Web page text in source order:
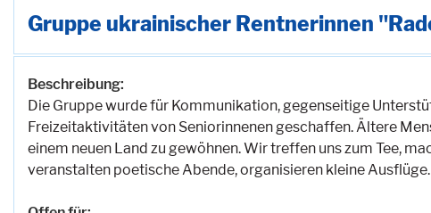
Gruppe ukrainischer Rentnerinnen
Beschreibung:
Die Gruppe wurde für Kommunikation, gegenseitige
Freizeitaktivitäten von Seniorinnenen geschaffen. Ältere
einem neuen Land zu gewöhnen. Wir treffen uns zum Tee,
veranstalten poetische Abende, organisieren kleine Ausflüge.